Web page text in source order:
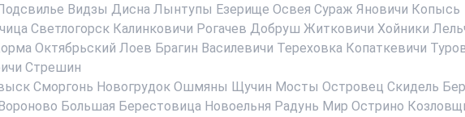
Видзы Дисна Лынтупы Езерище Освея Сураж Яновичи Копысь
Светлогорск Калинковичи Рогачев Добруш Житковичи Хойники
Октябрьский Лоев Брагин Василевичи Тереховка Копаткевичи
Стрешин
Сморгонь Новогрудок Ошмяны Щучин Мосты Островец Скидель
Большая Берестовица Новоельня Радунь Мир Острино